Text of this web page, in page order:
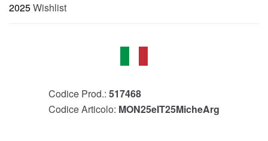
2025Wishlist
Codice Prod.: 517468
Codice Articolo: MON25eIT25MicheArg